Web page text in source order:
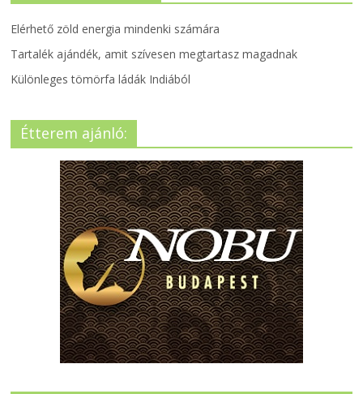
Elérhető zöld energia mindenki számára
Tartalék ajándék, amit szívesen megtartasz magadnak
Különleges tömörfa ládák Indiából
Étterem ajánló: